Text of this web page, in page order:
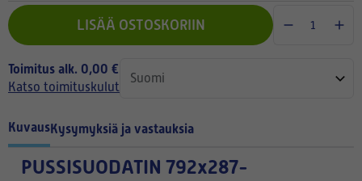
LISÄÄ OSTOSKORIIN
Toimitus alk. 0,00 €
Katso toimituskulut
KuvausKysymyksiä ja vastauksia
PUSSISUODATIN 792x287-